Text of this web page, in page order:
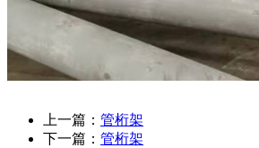
上一篇： 管桁架
下一篇： 管桁架